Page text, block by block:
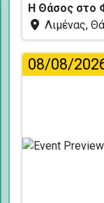
Η Θάσος στο
Λιμένας,
08/08/